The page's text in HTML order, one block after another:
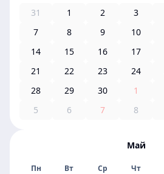
31 1 2 3
7
8 9 10
14
15 16 17
21
22 23 24
28
29 30 1
5
6 7 8
Май
Пн Вт Ср Чт